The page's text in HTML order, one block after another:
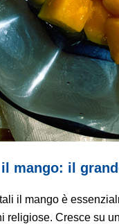
mango: il
il mango è
religiose. Cresce su